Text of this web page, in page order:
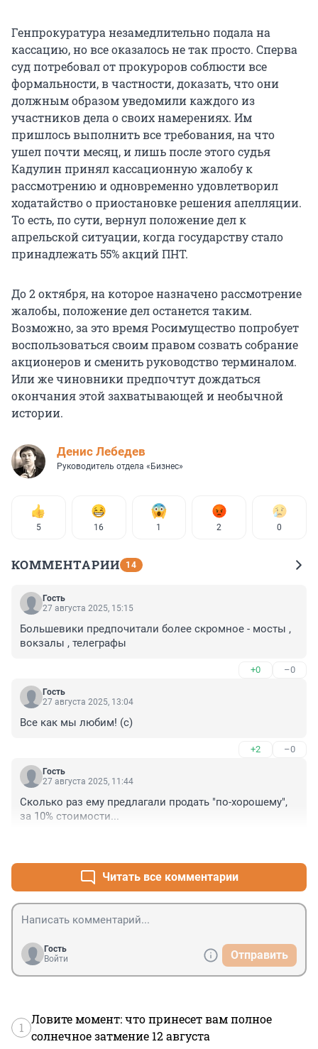
Генпрокуратура незамедлительно подала на
кассацию, но все оказалось не так просто. Сперва
суд потребовал от прокуроров соблюсти все
формальности, в частности, доказать, что они
должным образом уведомили каждого из
участников дела о своих намерениях. Им
пришлось выполнить все требования, на что
ушел почти месяц, и лишь после этого судья
Кадулин принял кассационную жалобу к
рассмотрению и одновременно удовлетворил
ходатайство о приостановке решения апелляции.
То есть, по сути, вернул положение дел к
апрельской ситуации, когда государству стало
принадлежать 55% акций ПНТ.
До 2 октября, на которое назначено рассмотрение
жалобы, положение дел останется таким.
Возможно, за это время Росимущество попробует
воспользоваться своим правом созвать собрание
акционеров и сменить руководство терминалом.
Или же чиновники предпочтут дождаться
окончания этой захватывающей и необычной
истории.
Денис Лебедев
Руководитель отдела «Бизнес»
5 16 1 2 0
КОММЕНТАРИИ 14
Гость
27 августа 2025, 15:15
Большевики предпочитали более скромное - мосты ,
вокзалы , телеграфы
+0 –0
Гость
27 августа 2025, 13:04
Все как мы любим! (с)
+2 –0
Гость
27 августа 2025, 11:44
Сколько раз ему предлагали продать "по-хорошему",
за 10% стоимости...
Читать все комментарии
Гость
Войти
Отправить
1
Ловите момент: что принесет вам полное
солнечное затмение 12 августа